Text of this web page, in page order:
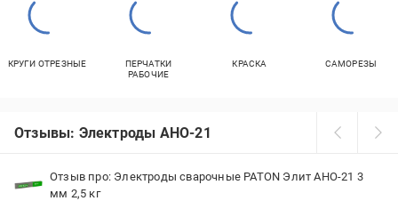
КРУГИ ОТРЕЗНЫЕ
ПЕРЧАТКИ
РАБОЧИЕ
КРАСКА САМОРЕЗЫ
Отзывы: Электроды АНО-21
Отзыв про: Электроды сварочные PATON Элит АНО-21 3
мм 2,5 кг